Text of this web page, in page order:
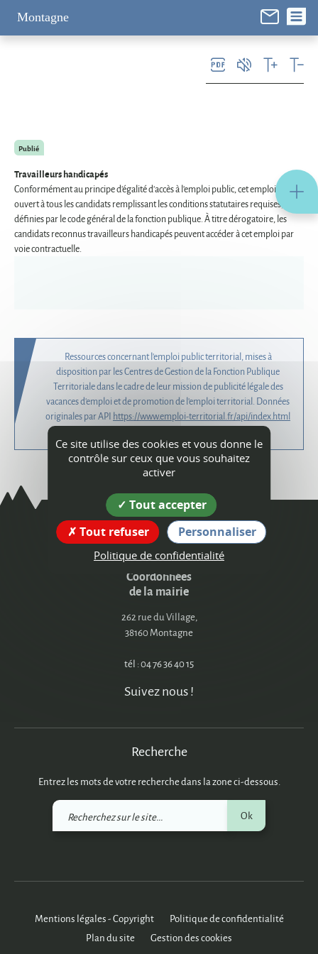
Montagne
Publié
Travailleurs handicapés
Conformément au principe d'égalité d'accès à l'emploi public, cet emploi est
ouvert à tous les candidats remplissant les conditions statutaires requises,
définies par le code général de la fonction publique. À titre dérogatoire, les
candidats reconnus travailleurs handicapés peuvent accéder à cet emploi par
voie contractuelle.
Ressources concernant l'emploi public territorial, mises à
disposition par les Centres de Gestion de la Fonction Publique
Territoriale dans le cadre de leur mission de publicité légale des
vacances d'emploi et de promotion de l'emploi territorial. Données
originales par API https://www.emploi-territorial.fr/api/index.html
Montagne
Coordonnées
de la mairie
262 rue du Village,
38160 Montagne
tél : 04 76 36 40 15
Suivez nous !
Recherche
Entrez les mots de votre recherche dans la zone ci-dessous.
Recherchez
Ok
Mentions légales - Copyright
Politique de confidentialité
Plan du site
Gestion des cookies
Ce site utilise des cookies et vous donne le
contrôle sur ceux que vous souhaitez
activer
Tout accepter
Tout refuser
Personnaliser
Politique de confidentialité